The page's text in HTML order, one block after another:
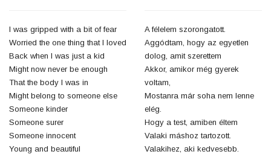
I was gripped with a bit of fear
Worried the one thing that I loved
Back when I was just a kid
Might now never be enough
That the body I was in
Might belong to someone else
Someone kinder
Someone surer
Someone innocent
Young and beautiful
A félelem szorongatott.
Aggódtam, hogy az egyetlen
dolog, amit szerettem
Akkor, amikor még gyerek
voltam,
Mostanra már soha nem lenne
elég.
Hogy a test, amiben éltem
Valaki máshoz tartozott.
Valakihez, aki kedvesebb.